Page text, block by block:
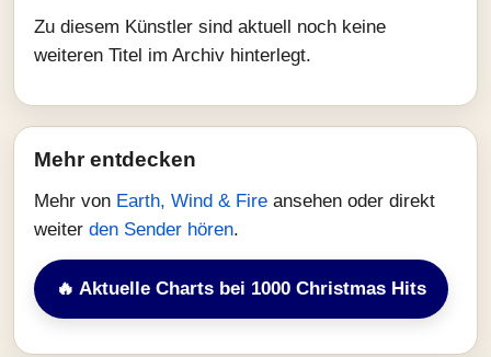
Zu diesem Künstler sind aktuell noch keine
weiteren Titel im Archiv hinterlegt.
Mehr entdecken
Mehr von Earth, Wind & Fire ansehen oder direkt
weiter den Sender hören.
🔥 Aktuelle Charts bei 1000 Christmas Hits